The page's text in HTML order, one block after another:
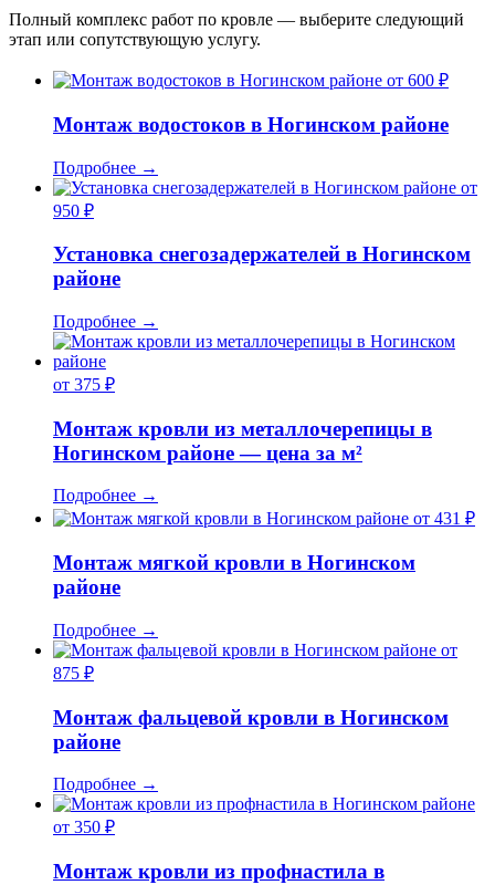
Полный комплекс работ по кровле — выберите следующий
этап или сопутствующую услугу.
от 600 ₽
Монтаж водостоков в Ногинском районе
Подробнее →
от
950 ₽
Установка снегозадержателей в Ногинском
районе
Подробнее →
от 375 ₽
Монтаж кровли из металлочерепицы в
Ногинском районе — цена за м²
Подробнее →
от 431 ₽
Монтаж мягкой кровли в Ногинском
районе
Подробнее →
от
875 ₽
Монтаж фальцевой кровли в Ногинском
районе
Подробнее →
от 350 ₽
Монтаж кровли из профнастила в